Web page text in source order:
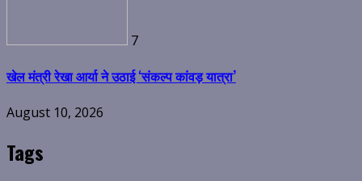
7
खेल मंत्री रेखा आर्या ने उठाई ‘संकल्प कांवड़ यात्रा’
August 10, 2026
Tags